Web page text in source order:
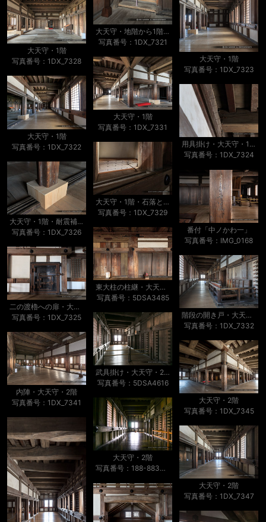
大天守・地階から1階への階段
写真番号：1DX_7321
大天守・1階
写真番号：1DX_7323
大天守・1階
写真番号：1DX_7328
大天守・1階
写真番号：1DX_7331
大天守・1階
写真番号：1DX_7322
用具掛け・大天守・1階
写真番号：1DX_7324
大天守・1階・石落とし
写真番号：1DX_7329
大天守・1階・耐震補強
写真番号：1DX_7326
番付「中ノかわ一」
写真番号：IMG_0168
東大柱の柱継・大天守・1階
写真番号：5DSA3485
二の渡櫓への扉・大天守・1階
写真番号：1DX_7325
階段の開き戸・大天守・2階
写真番号：1DX_7332
武具掛け・大天守・2階
写真番号：5DSA4616
内陣・大天守・2階
写真番号：1DX_7341
大天守・2階
写真番号：1DX_7345
大天守・2階
写真番号：188-8833_IMG
大天守・2階
写真番号：1DX_7347